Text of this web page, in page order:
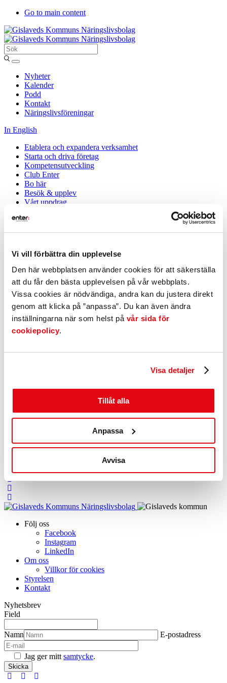
Vi vill förbättra din upplevelse
Den här webbplatsen använder cookies för att säkerställa
att du får den bästa upplevelsen på vår webbplats.
Vissa cookies är nödvändiga, andra kan du justera direkt
genom att klicka på ”anpassa”. Du kan även ändra
inställningarna när som helst på vår sida för
cookiepolicy.
Visa detaljer
Tillåt alla
Anpassa
Avvisa
Go to main content
Sök
Entergislaved
Nyheter
Kalender
Podd
Kontakt
Näringslivsföreningar
In English
Etablera och expandera verksamhet
Starta och driva företag
Kompetensutveckling
Club Enter
Bo här
Besök & upplev
Vårt uppdrag
När du startar företag behöver du först avgöra om din verksamhet
räknas som hobby eller näringsverksamhet. En hobby bedrivs på
fritiden utan tydligt vinstsyfte, medan näringsverksamhet är
självständig, varaktig och drivs med mål att gå med vinst (bedöms
av Skatteverket).
Därefter väljer du bolagsform, till exempel enskild firma, aktiebolag
eller handelsbolag.
FA-skatt hos Skatteverket. Detta gör du enklast via verksamt.se, där
Kontakta oss
Carolina Baaz Svensson
Affärsutvecklare, Enter Gislaved
+46 371 844 82
Följ oss
Facebook
Instagram
LinkedIn
Om oss
Villkor för cookies
Styrelsen
Kontakt
Nyhetsbrev
Field
Namn E-postadress
Jag ger mitt samtycke.
FacebookInstagram